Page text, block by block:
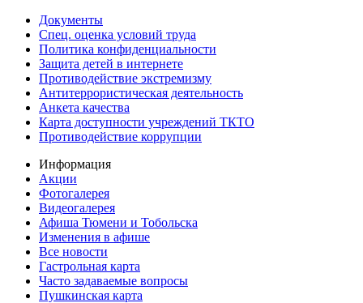
Документы
Спец. оценка условий труда
Политика конфиденциальности
Защита детей в интернете
Противодействие экстремизму
Антитеррористическая деятельность
Анкета качества
Карта доступности учреждений ТКТО
Противодействие коррупции
Информация
Акции
Фотогалерея
Видеогалерея
Афиша Тюмени и Тобольска
Изменения в афише
Все новости
Гастрольная карта
Часто задаваемые вопросы
Пушкинская карта